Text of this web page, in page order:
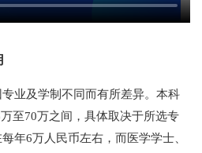
业及学制不同而有所差异。本科
至70万之间，具体取决于所选专
年6万人民币左右，而医学学士、